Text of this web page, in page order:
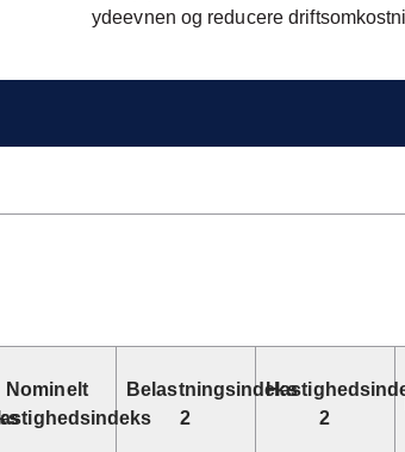
ydeevnen og reducere
Nominelt
Belastningsindeks
2
2